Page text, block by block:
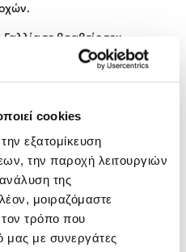
cookies
εξατομίκευση
την παροχή λειτουργιών
της
μοιραζόμαστε
τρόπο που
μας με συνεργάτες
Γιώτη στο 54o Φεστιβάλ
Κουτσοδημητροπούλου στο
του Άρεως
το βραβείο του
επιτυχημένη εκδοχή του
στην κοινή
του Νίκου Καζαντζάκη.